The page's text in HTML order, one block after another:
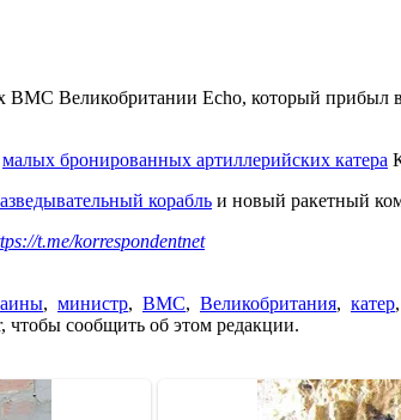
ВМС Великобритании Еcho, который прибыл
малых бронированных артиллерийских катера
корабль и новый ракетный
t.me/korrespondentnet
, министр, ВМС, Великобритания, катер,
сообщить об этом редакции.